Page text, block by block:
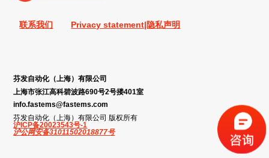
联系我们 Privacy statement|隐私声明
芬发自动化（上海）有限公司
上海市张江高科碧波路690号2号搂401室
info.fastems@fastems.com
芬发自动化（上海）有限公司 版权所有
沪ICP备20023543号-1
沪公网安备31011502018877号